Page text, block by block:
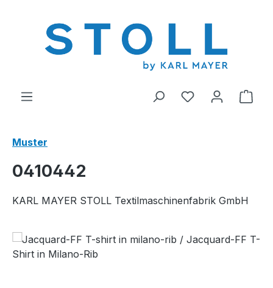
Du hast 0
Muster
0410442
KARL MAYER STOLL Textilmaschinenfabrik GmbH
Bildergalerie überspringen